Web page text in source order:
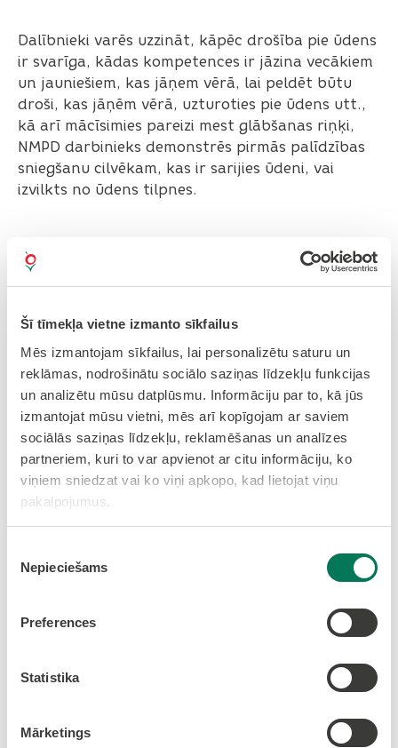
Šī tīmekļa vietne izmanto sīkfailus
Mēs izmantojam sīkfailus, lai personalizētu saturu un
reklāmas, nodrošinātu sociālo saziņas līdzekļu funkcijas
un analizētu mūsu datplūsmu. Informāciju par to, kā jūs
izmantojat mūsu vietni, mēs arī kopīgojam ar saviem
sociālās saziņas līdzekļu, reklamēšanas un analīzes
partneriem, kuri to var apvienot ar citu informāciju, ko
viņiem sniedzat vai ko viņi apkopo, kad lietojat viņu
pakalpojumus.
izvēle
Nepieciešams
Preferences
Statistika
Mārketings
Dalībnieki varēs uzzināt, kāpēc drošība pie ūdens
ir svarīga, kādas kompetences ir jāzina vecākiem
un jauniešiem, kas jāņem vērā, lai peldēt būtu
droši, kas jāņēm vērā, uzturoties pie ūdens utt.,
kā arī mācīsimies pareizi mest glābšanas riņķi,
NMPD darbinieks demonstrēs pirmās palīdzības
sniegšanu cilvēkam, kas ir sarijies ūdeni, vai
izvilkts no ūdens tilpnes.
Aicinām visus interesentus piedalīties!
Lai uzzinātu papildu informāciju, sazinieties ar
Kristapu Bērziņu pa tālr. nr. 28861524 un/ vai
rakstiski veselskustigslv@gmail.com
Nodarbības laikā var tikt filmēts un fotografēts ar
mērķi nodrošināt projekta publicitāti.
Nodarbības tiek finansētas Eiropas Sociālā fonda
Plus projekta Nr. 4.1.2.2/1/24/I/030 “Veselības
veicināšanas un slimību profilakses pasākumi
Olaines novada iedzīvotājiem” ietvaros.